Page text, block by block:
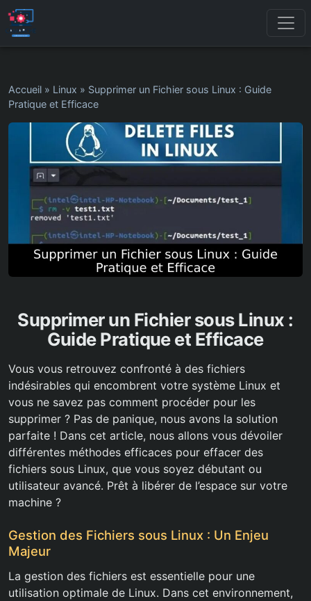
Accueil » Linux » Supprimer un Fichier sous Linux : Guide
Pratique et Efficace
Supprimer un Fichier sous Linux :
Guide Pratique et Efficace
Vous vous retrouvez confronté à des fichiers
indésirables qui encombrent votre système Linux et
vous ne savez pas comment procéder pour les
supprimer ? Pas de panique, nous avons la solution
parfaite ! Dans cet article, nous allons vous dévoiler
différentes méthodes efficaces pour effacer des
fichiers sous Linux, que vous soyez débutant ou
utilisateur avancé. Prêt à libérer de l’espace sur votre
machine ?
Gestion des Fichiers sous Linux : Un Enjeu
Majeur
La gestion des fichiers est essentielle pour une
utilisation optimale de Linux. Dans cet environnement,